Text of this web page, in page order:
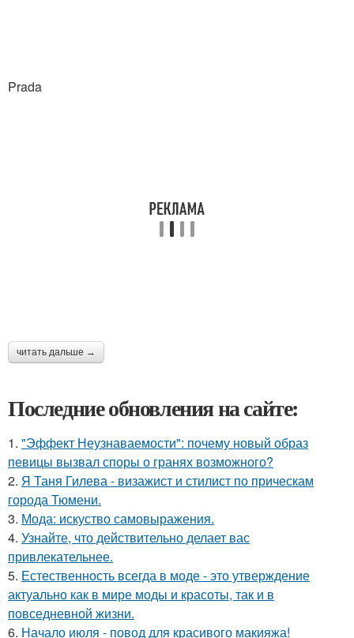
Prada
читать дальше →
Последние обновления на сайте:
1. "Эффект Неузнаваемости": почему новый образ
певицы вызвал споры о гранях возможного?
2. Я Таня Гилева - визажист и стилист по прическам
города Тюмени.
3. Мода: искуство самовыражения.
4. Узнайте, что действительно делает вас
привлекательнее.
5. Естественность всегда в моде - это утверждение
актуально как в мире моды и красоты, так и в
повседневной жизни.
6. Начало июля - повод для красивого макияжа!